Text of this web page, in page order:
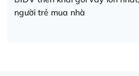
người trẻ mua nhà